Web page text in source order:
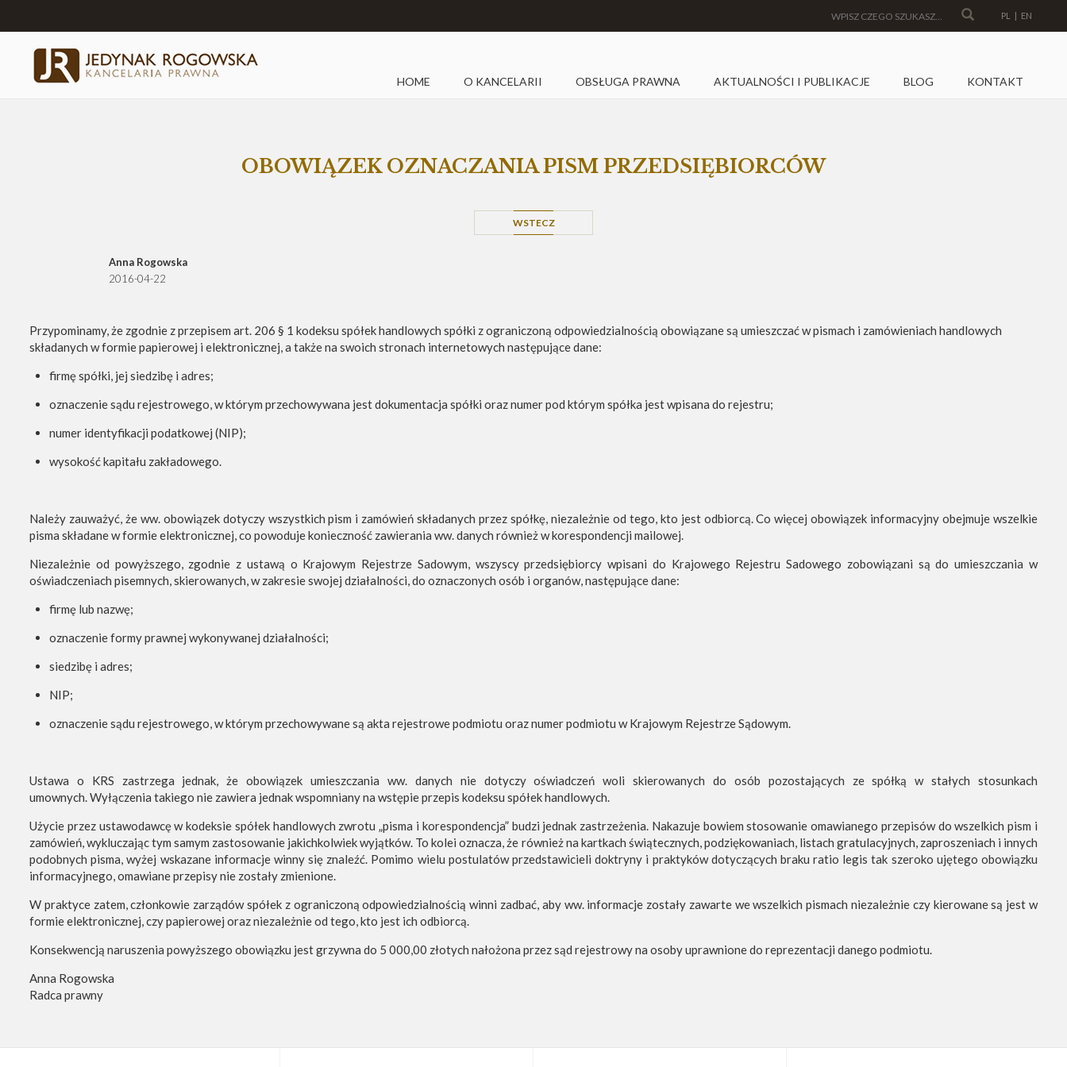
PL | EN
HOME O KANCELARII OBSŁUGA PRAWNA AKTUALNOŚCI I PUBLIKACJE BLOG KONTAKT
OBOWIĄZEK OZNACZANIA PISM PRZEDSIĘBIORCÓW
WSTECZ
Anna Rogowska
2016-04-22
Przypominamy, że zgodnie z przepisem art. 206 § 1 kodeksu spółek handlowych spółki z ograniczoną odpowiedzialnością obowiązane są umieszczać w pismach i zamówieniach handlowych
składanych w formie papierowej i elektronicznej, a także na swoich stronach internetowych następujące dane:
firmę spółki, jej siedzibę i adres;
oznaczenie sądu rejestrowego, w którym przechowywana jest dokumentacja spółki oraz numer pod którym spółka jest wpisana do rejestru;
numer identyfikacji podatkowej (NIP);
wysokość kapitału zakładowego.
Należy zauważyć, że ww. obowiązek dotyczy wszystkich pism i zamówień składanych przez spółkę, niezależnie od tego, kto jest odbiorcą. Co więcej obowiązek informacyjny obejmuje wszelkie
pisma składane w formie elektronicznej, co powoduje konieczność zawierania ww. danych również w korespondencji mailowej.
Niezależnie od powyższego, zgodnie z ustawą o Krajowym Rejestrze Sadowym, wszyscy przedsiębiorcy wpisani do Krajowego Rejestru Sadowego zobowiązani są do umieszczania w
oświadczeniach pisemnych, skierowanych, w zakresie swojej działalności, do oznaczonych osób i organów, następujące dane:
firmę lub nazwę;
oznaczenie formy prawnej wykonywanej działalności;
siedzibę i adres;
NIP;
oznaczenie sądu rejestrowego, w którym przechowywane są akta rejestrowe podmiotu oraz numer podmiotu w Krajowym Rejestrze Sądowym.
Ustawa o KRS zastrzega jednak, że obowiązek umieszczania ww. danych nie dotyczy oświadczeń woli skierowanych do osób pozostających ze spółką w stałych stosunkach
umownych. Wyłączenia takiego nie zawiera jednak wspomniany na wstępie przepis kodeksu spółek handlowych.
Użycie przez ustawodawcę w kodeksie spółek handlowych zwrotu „pisma i korespondencja” budzi jednak zastrzeżenia. Nakazuje bowiem stosowanie omawianego przepisów do wszelkich pism i
zamówień, wykluczając tym samym zastosowanie jakichkolwiek wyjątków. To kolei oznacza, że również na kartkach świątecznych, podziękowaniach, listach gratulacyjnych, zaproszeniach i innych
podobnych pisma, wyżej wskazane informacje winny się znaleźć. Pomimo wielu postulatów przedstawicieli doktryny i praktyków dotyczących braku ratio legis tak szeroko ujętego obowiązku
informacyjnego, omawiane przepisy nie zostały zmienione.
W praktyce zatem, członkowie zarządów spółek z ograniczoną odpowiedzialnością winni zadbać, aby ww. informacje zostały zawarte we wszelkich pismach niezależnie czy kierowane są jest w
formie elektronicznej, czy papierowej oraz niezależnie od tego, kto jest ich odbiorcą.
Konsekwencją naruszenia powyższego obowiązku jest grzywna do 5 000,00 złotych nałożona przez sąd rejestrowy na osoby uprawnione do reprezentacji danego podmiotu.
Anna Rogowska
Radca prawny